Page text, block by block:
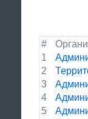
#
1
2
3
4
5